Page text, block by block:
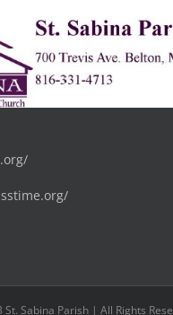
St. Sabina Parish | All Rights